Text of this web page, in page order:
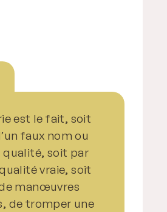
est le fait, soit
faux nom ou
qualité, soit par
qualité vraie, soit
manœuvres
de tromper une